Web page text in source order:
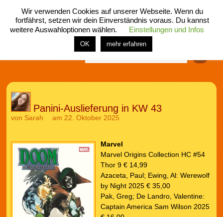
menü
home rubrik buch comic spiel fotos shop
Panini-Auslieferung in KW 43
von Sarah am 22. Oktober 2025
Marvel
Marvel Origins Collection HC #54
Thor 9 € 14,99
Azaceta, Paul; Ewing, Al: Werewolf
by Night 2025 € 35,00
Pak, Greg; De Landro, Valentine:
Captain America Sam Wilson 2025
Wir verwenden Cookies auf unserer Webseite. Wenn du
fortfährst, setzen wir dein Einverständnis voraus. Du kannst
weitere Auswahloptionen wählen.
Einstellungen und Infos
OK mehr erfahren